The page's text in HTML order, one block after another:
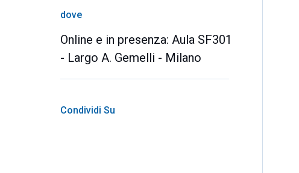
dove
Online e in presenza: Aula SF301
- Largo A. Gemelli - Milano
Condividi Su